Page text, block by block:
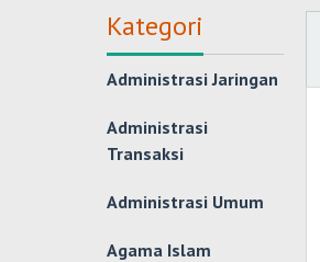
Kategori
Administrasi Jaringan
Administrasi
Transaksi
Administrasi Umum
Agama Islam